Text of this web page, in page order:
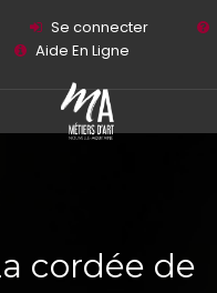
Se connecter
Aide En Ligne
cordée de